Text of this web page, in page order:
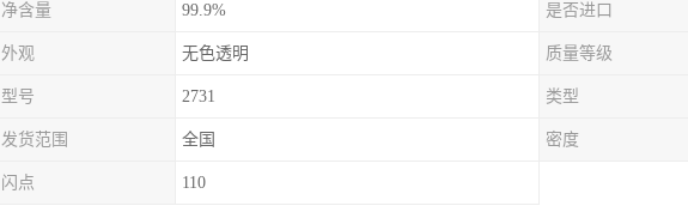
净含量 99.9% 是否进口
外观 无色透明 质量等级
型号 2731 类型
发货范围 全国 密度
闪点 110